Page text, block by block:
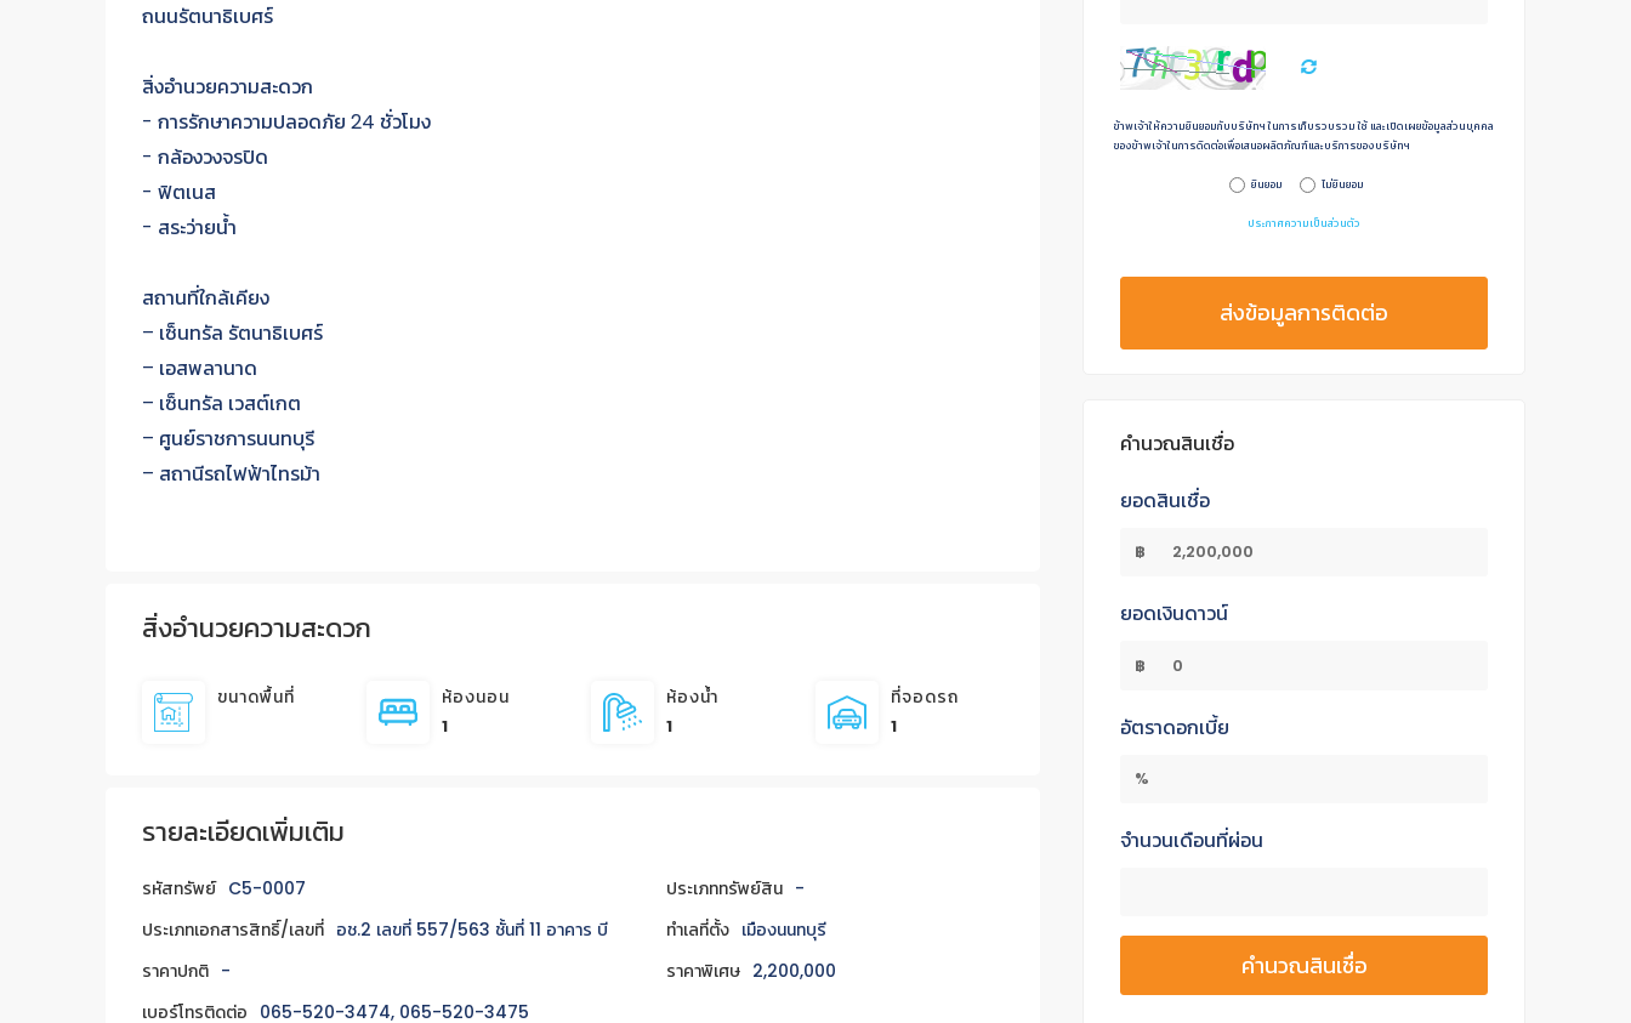
ถนนรัตนาธิเบศร์
สิ่งอำนวยความสะดวก
- การรักษาความปลอดภัย 24 ชั่วโมง
- กล้องวงจรปิด
- ฟิตเนส
- สระว่ายน้ำ
สถานที่ใกล้เคียง
– เซ็นทรัล รัตนาธิเบศร์
– เอสพลานาด
– เซ็นทรัล เวสต์เกต
– ศูนย์ราชการนนทบุรี
– สถานีรถไฟฟ้าไทรม้า
สิ่งอำนวยความสะดวก
ขนาดพื้นที่ ห้องนอน
1
ห้องน้ำ
1
ที่จอดรถ
1
รายละเอียดเพิ่มเติม
รหัสทรัพย์ C5-0007 ประเภททรัพย์สิน -
ประเภทเอกสารสิทธิ์/เลขที่ อช.2 เลขที่ 557/563 ชั้นที่ 11 อาคาร บี ทำเลที่ตั้ง เมืองนนทบุรี
ราคาปกติ - ราคาพิเศษ 2,200,000
เบอร์โทรติดต่อ 065-520-3474, 065-520-3475
ข้าพเจ้าให้ความยินยอมกับบริษัทฯ ในการเก็บรวบรวม ใช้ และเปิดเผยข้อมูลส่วนบุคคล
ของข้าพเจ้าในการดิดต่อเพื่อเสนอผลิตภัณฑ์และบริการของบริษัทฯ
ยินยอม ไม่ยินยอม
ประกาศความเป็นส่วนตัว
ส่งข้อมูลการติดต่อ
คำนวณสินเชื่อ
ยอดสินเชื่อ
฿
ยอดเงินดาวน์
฿
อัตราดอกเบี้ย
%
จำนวนเดือนที่ผ่อน
คำนวณสินเชื่อ